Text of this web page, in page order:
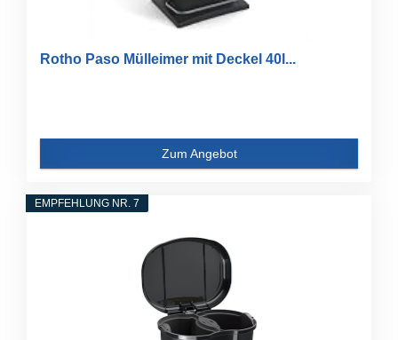
Rotho Paso Mülleimer mit Deckel 40l...
Zum Angebot
EMPFEHLUNG NR. 7